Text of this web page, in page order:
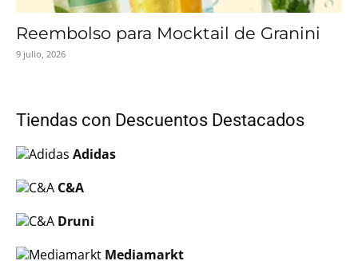
Reembolso para Mocktail de Granini
9 julio, 2026
Tiendas con Descuentos Destacados
Adidas
C&A
Druni
Mediamarkt